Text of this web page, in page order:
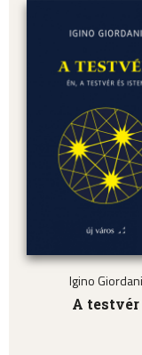
Igino Giordani
A testvér